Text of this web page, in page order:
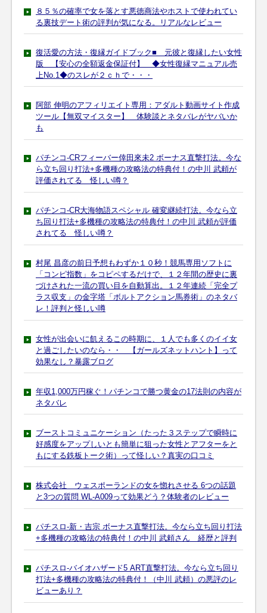
８５％の確率で女を落とす悪徳商法やホストで使われてい
る裏技デート術の評判が気になる。リアルなレビュー
復活愛の方法・復縁ガイドブック■ 元彼と復縁したい女性
版 【安心の全額返金保証付】 ◆女性復縁マニュアル売
上No.1◆のスレが２ｃｈで・・・
阿部 伸明のアフィリエイト専用：アダルト動画サイト作成
ツール【無双マイスター】 体験談とネタバレがヤバいか
も
パチンコ-CRフィーバー倖田來未2 ボーナス直撃打法。今な
ら立ち回り打法+多機種の攻略法の特典付！の中川 武頼が
評価されてる 怪しい噂？
パチンコ-CR大海物語スペシャル 確変継続打法。今なら立
ち回り打法+多機種の攻略法の特典付！の中川 武頼が評価
されてる 怪しい噂？
村尾 昌彦の前日予想もわずか１０秒！競馬専用ソフトに
「コンピ指数」をコピペするだけで、１２年間の歴史に裏
づけされた一流の買い目を自動算出。１２年連続「完全プ
ラス収支」の金字塔「ボルトアクション馬券術」のネタバ
レ！評判と怪しい噂
女性が出会いに飢えるこの時期に、１人でも多くのイイ女
と過ごしたいのなら・・ 【ガールズネットハント】って
効果なし？暴露ブログ
年収1,000万円稼ぐ！パチンコで勝つ黄金の17法則の内容が
ネタバレ
ブーストコミュニケーション（たった３ステップで瞬時に
好感度をアップしいとも簡単に狙った女性とアフターをと
もにする鉄板トーク術）って怪しい？真実の口コミ
株式会社 ウェスポーランドの女を惚れさせる 6つの話題
と3つの質問 WL-A009って効果どう？体験者のレビュー
パチスロ-新・吉宗 ボーナス直撃打法。今なら立ち回り打法
+多機種の攻略法の特典付！の中川 武頼さん 経歴と評判
パチスロ-バイオハザード5 ART直撃打法。今なら立ち回り
打法+多機種の攻略法の特典付！（中川 武頼）の悪評のレ
ビューあり？